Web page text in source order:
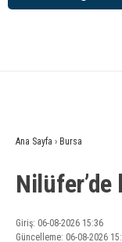
Ana Sayfa › Bursa
Nilüfer’de
Giriş: 06-08-2026 15:36
Güncelleme: 06-08-2026